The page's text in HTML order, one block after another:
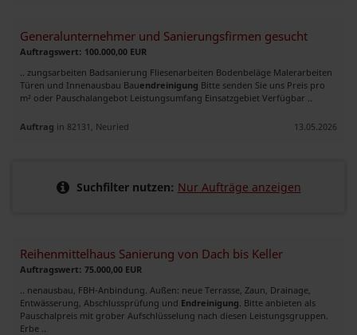
Generalunternehmer und Sanierungsfirmen gesucht
Auftragswert: 100.000,00 EUR
.. zungsarbeiten Badsanierung Fliesenarbeiten Bodenbeläge Malerarbeiten
Türen und Innenausbau Bauendreinigung Bitte senden Sie uns Preis pro
m² oder Pauschalangebot Leistungsumfang Einsatzgebiet Verfügbar ..
Auftrag in 82131, Neuried 13.05.2026
Suchfilter nutzen: Nur Aufträge anzeigen
Reihenmittelhaus Sanierung von Dach bis Keller
Auftragswert: 75.000,00 EUR
.. nenausbau, FBH‑Anbindung. Außen: neue Terrasse, Zaun, Drainage,
Entwässerung, Abschlussprüfung und Endreinigung . Bitte anbieten als
Pauschalpreis mit grober Aufschlüsselung nach diesen Leistungsgruppen.
Erbe ..